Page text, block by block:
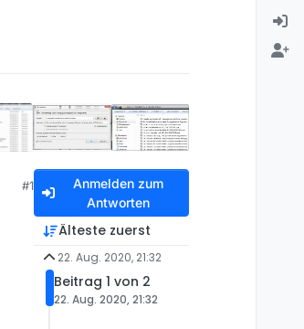
#1
Anmelden zum
Antworten
Älteste zuerst
22. Aug. 2020, 21:32
Beitrag 1 von 2
22. Aug. 2020, 21:32